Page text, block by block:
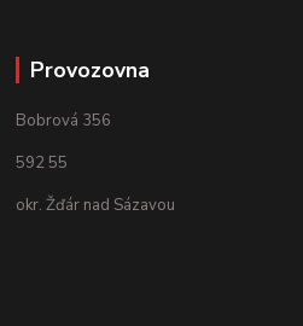
Provozovna
Bobrová 356
592 55
okr. Žďár nad Sázavou